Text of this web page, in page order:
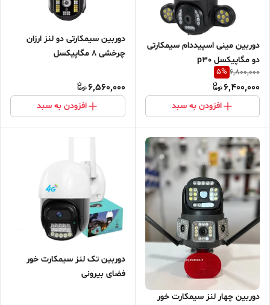
دوربین مینی اسپیددام سیمکارتی
دو مگاپیکسل p30
6,800,000
5%
6,400,000
افزودن به سبد
دوربین سیمکارتی دو لنز ارزان
چرخشی 8 مگاپیکسل
6,560,000
افزودن به سبد
دوربین چهار لنز سیمکارت خور
دوربین تک لنز سیمکارت خور
فضای بیرونی